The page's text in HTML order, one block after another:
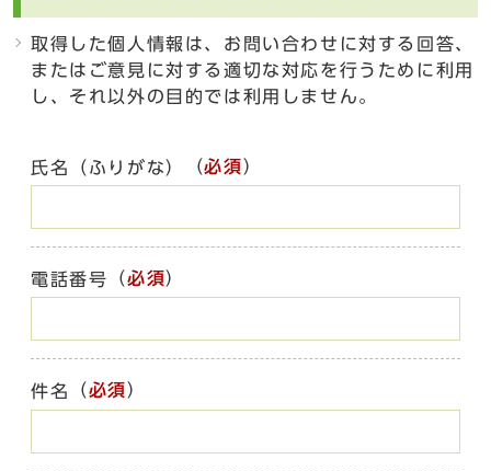
取得した個人情報は、お問い合わせに対する回答、
またはご意見に対する適切な対応を行うために利用
し、それ以外の目的では利用しません。
氏名（ふりがな） （必須）
電話番号 （必須）
件名 （必須）